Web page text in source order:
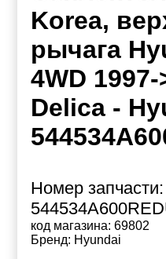
Korea,
рычага
4WD
Delica -
Номер запчасти:
код магазина: 69802
Бренд: Hyundai